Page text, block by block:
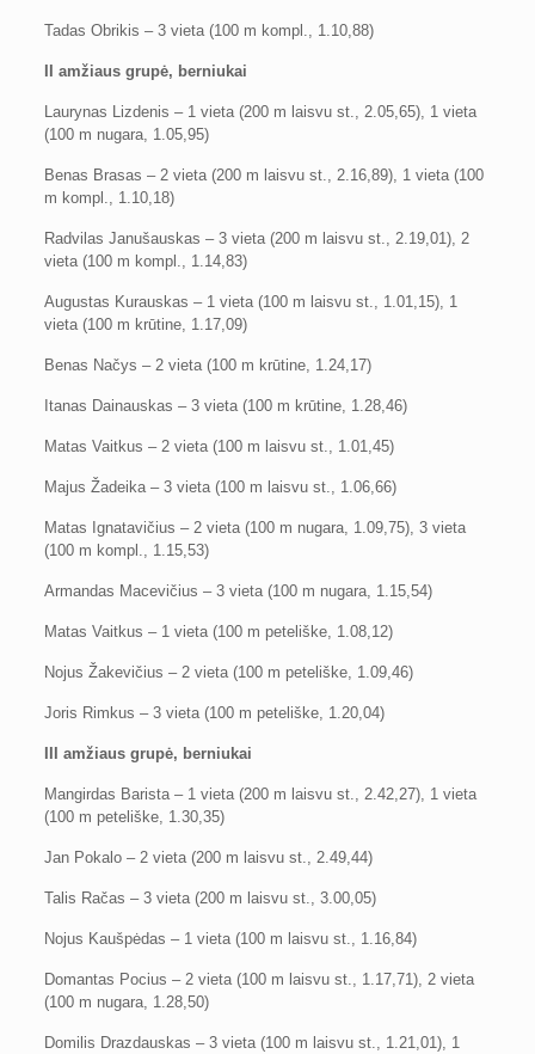
Tadas Obrikis – 3 vieta (100 m kompl., 1.10,88)
II amžiaus grupė, berniukai
Laurynas Lizdenis – 1 vieta (200 m laisvu st., 2.05,65), 1 vieta
(100 m nugara, 1.05,95)
Benas Brasas – 2 vieta (200 m laisvu st., 2.16,89), 1 vieta (100
m kompl., 1.10,18)
Radvilas Janušauskas – 3 vieta (200 m laisvu st., 2.19,01), 2
vieta (100 m kompl., 1.14,83)
Augustas Kurauskas – 1 vieta (100 m laisvu st., 1.01,15), 1
vieta (100 m krūtine, 1.17,09)
Benas Načys – 2 vieta (100 m krūtine, 1.24,17)
Itanas Dainauskas – 3 vieta (100 m krūtine, 1.28,46)
Matas Vaitkus – 2 vieta (100 m laisvu st., 1.01,45)
Majus Žadeika – 3 vieta (100 m laisvu st., 1.06,66)
Matas Ignatavičius – 2 vieta (100 m nugara, 1.09,75), 3 vieta
(100 m kompl., 1.15,53)
Armandas Macevičius – 3 vieta (100 m nugara, 1.15,54)
Matas Vaitkus – 1 vieta (100 m peteliške, 1.08,12)
Nojus Žakevičius – 2 vieta (100 m peteliške, 1.09,46)
Joris Rimkus – 3 vieta (100 m peteliške, 1.20,04)
III amžiaus grupė, berniukai
Mangirdas Barista – 1 vieta (200 m laisvu st., 2.42,27), 1 vieta
(100 m peteliške, 1.30,35)
Jan Pokalo – 2 vieta (200 m laisvu st., 2.49,44)
Talis Račas – 3 vieta (200 m laisvu st., 3.00,05)
Nojus Kaušpėdas – 1 vieta (100 m laisvu st., 1.16,84)
Domantas Pocius – 2 vieta (100 m laisvu st., 1.17,71), 2 vieta
(100 m nugara, 1.28,50)
Domilis Drazdauskas – 3 vieta (100 m laisvu st., 1.21,01), 1